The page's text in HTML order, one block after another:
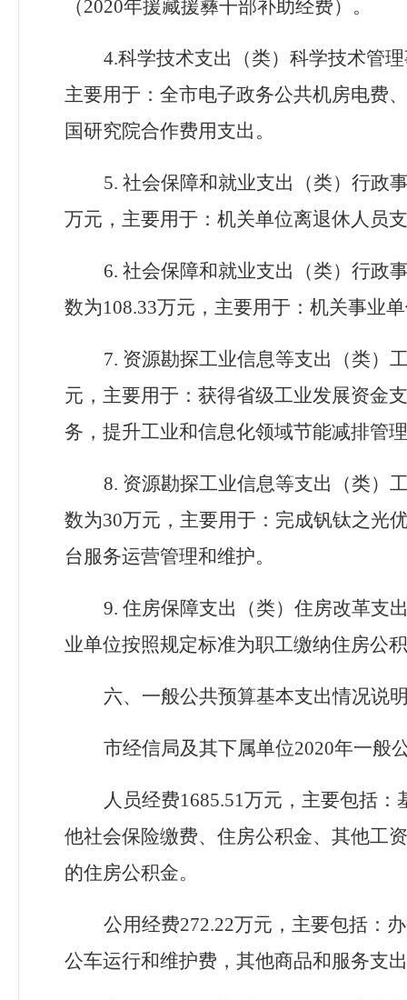
（2020年援藏援彝干部补助经费）。
4.科学技术支出（类）科学技术管
主要用于：全市电子政务公共机房电费
国研究院合作费用支出。
5. 社会保障和就业支出（类）行政
万元，主要用于：机关单位离退休人员
6. 社会保障和就业支出（类）行政
数为108.33万元，主要用于：机关事业
7. 资源勘探工业信息等支出（类）
元，主要用于：获得省级工业发展资金
务，提升工业和信息化领域节能减排管
8. 资源勘探工业信息等支出（类）
数为30万元，主要用于：完成钒钛之光
台服务运营管理和维护。
9. 住房保障支出（类）住房改革支
业单位按照规定标准为职工缴纳住房公
六、一般公共预算基本支出情况说
市经信局及其下属单位2020年一般
人员经费1685.51万元，主要包括：
他社会保险缴费、住房公积金、其他工
的住房公积金。
公用经费272.22万元，主要包括：
公车运行和维护费，其他商品和服务支